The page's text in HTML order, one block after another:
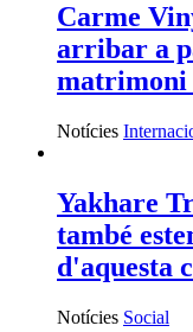
Carme
arribar a
matrimoni
Notícies
Yakhare
també
d'aquesta
Notícies Social